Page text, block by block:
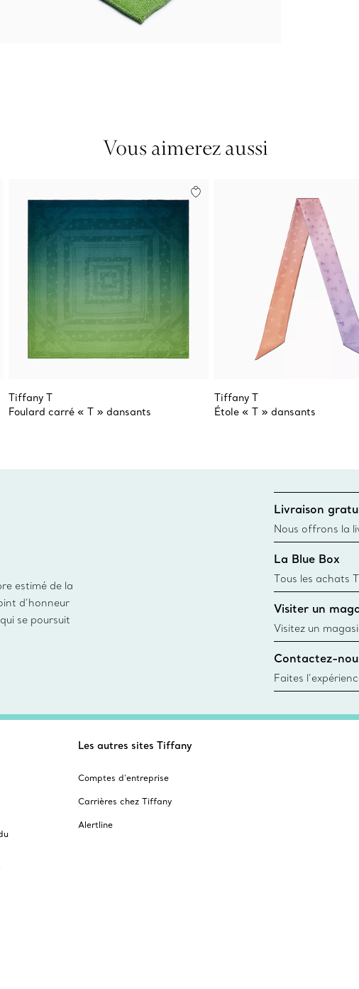
Vous aimerez aussi
Tiffany T
Foulard carré « T » dansants
Tiffany T
Étole « T » dansants
estimé de la
d’honneur
se poursuit
Livraison
Nous offrons la
toutes les
canadien et dont
La Blue Box
Tous les achats
une Tiffany Blue
remonte à 1886,
fabriqués à
matières
Visiter un
Visitez un
créations, les
Trouver le
Contactez-
Faites
besoins par les
Les autres sites Tiffany
Comptes d’entreprise
Carrières chez Tiffany
Alertline